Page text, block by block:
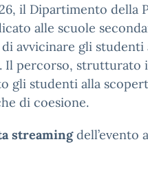
il Dipartimento della
alle scuole
di avvicinare gli
Il percorso,
gli studenti alla
di coesione.
streamingdell’evento